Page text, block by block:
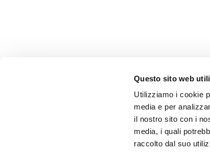
Questo sito web
Utilizziamo i cookie
media e per
il nostro sito con i
media, i quali
raccolto dal suo